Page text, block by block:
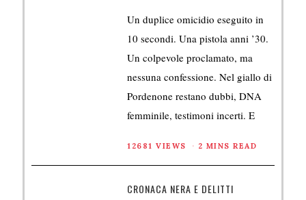
Un duplice omicidio eseguito in
10 secondi. Una pistola anni ’30.
Un colpevole proclamato, ma
nessuna confessione. Nel giallo di
Pordenone restano dubbi, DNA
femminile, testimoni incerti. E
12681 VIEWS 2 MINS READ
CRONACA NERA E DELITTI